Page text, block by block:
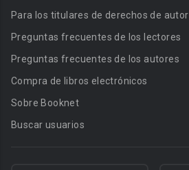
Para los titulares de derechos de autor
Preguntas frecuentes de los lectores
Preguntas frecuentes de los autores
Compra de libros electrónicos
Sobre Booknet
Buscar usuarios